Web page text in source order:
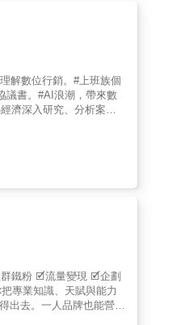
零距離。 ‧ 分眾+：自動
氣呵成！
解數位行銷。#上班族個
議書。#AI浪潮，帶來數
濟深入研究、分析案
Digital Marketing）興
技產品，加上通訊軟
缺的媒介。 現今，數
鐵粉 🗹流量變現 🗹企劃
專業知識、天賦與能力
出去。一人品牌也能營收